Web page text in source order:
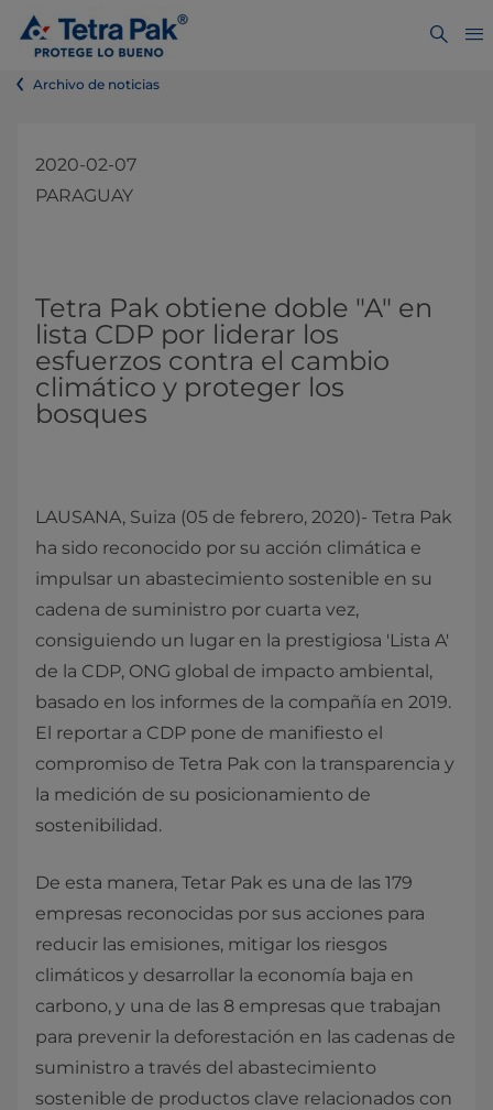
Archivo de noticias
2020-02-07
PARAGUAY
Tetra Pak obtiene doble "A" en
lista CDP por liderar los
esfuerzos contra el cambio
climático y proteger los
bosques
LAUSANA, Suiza (05 de febrero, 2020)- Tetra Pak
ha sido reconocido por su acción climática e
impulsar un abastecimiento sostenible en su
cadena de suministro por cuarta vez,
consiguiendo un lugar en la prestigiosa 'Lista A'
de la CDP, ONG global de impacto ambiental,
basado en los informes de la compañía en 2019.
El reportar a CDP pone de manifiesto el
compromiso de Tetra Pak con la transparencia y
la medición de su posicionamiento de
sostenibilidad.
De esta manera, Tetar Pak es una de las 179
empresas reconocidas por sus acciones para
reducir las emisiones, mitigar los riesgos
climáticos y desarrollar la economía baja en
carbono, y una de las 8 empresas que trabajan
para prevenir la deforestación en las cadenas de
suministro a través del abastecimiento
sostenible de productos clave relacionados con